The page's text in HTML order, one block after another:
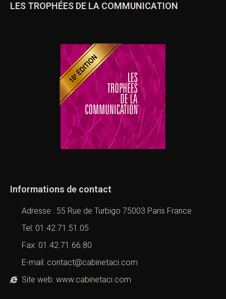
LES TROPHÉES DE LA COMMUNICATION
Informations de contact
Adresse : 55 Rue de Turbigo 75003 Paris France
Tel: 01.42.71.51.05
Fax: 01.42.71.66.80
E-mail: contact@cabinetaci.com
Site web: www.cabinetaci.com